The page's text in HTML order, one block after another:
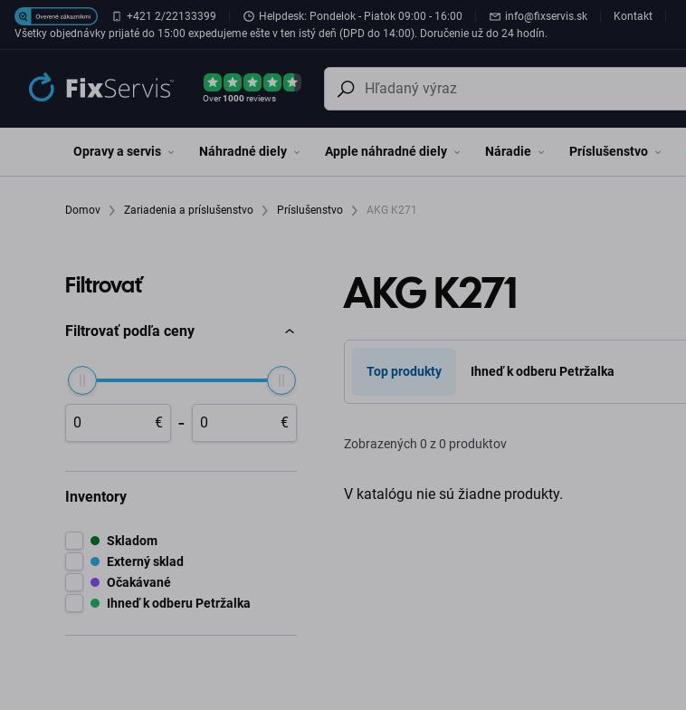
Preskočiť na hlavný obsah+421 2/22133399 Helpdesk: Pondelok - Piatok 09:00 - 16:00 info@fixservis.sk
Kontakt
Všetky objednávky prijaté do 15:00 expedujeme ešte v ten istý deň (DPD do 14:00). Doručenie už do 24 hodín.
Over1000reviews
Opravy a servis Náhradné diely Apple náhradné diely Náradie Príslušenstvo
Domov Zariadenia a príslušenstvo Príslušenstvo AKG K271
Filtrovať
Filtrovať podľa ceny
€ - €
Inventory
Skladom
Externý sklad
Očakávané
Ihneď k odberu Petržalka
AKG K271
Top produkty Ihneď k odberu Petržalka
Zobrazených 0 z 0 produktov
V katalógu nie sú žiadne produkty.